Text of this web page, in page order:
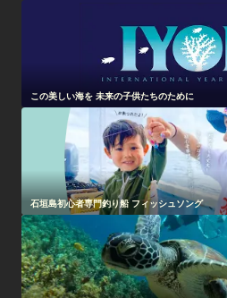
この美しい海を 未来の子供たちのために
石垣島初心者専門釣り船 フィッシュソング